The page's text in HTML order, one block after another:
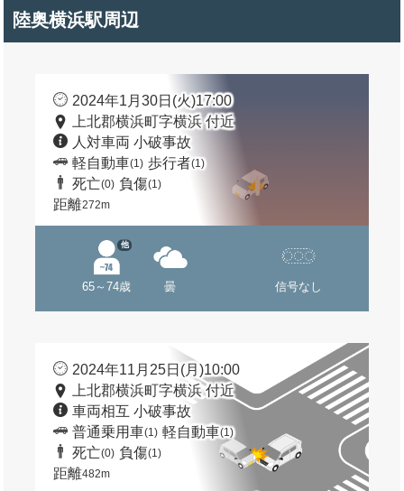
陸奥横浜駅周辺
2024年1月30日(火)17:00
上北郡横浜町字横浜 付近
人対車両 小破事故
軽自動車(1) 歩行者(1)
死亡(0) 負傷(1)
距離272m
65～74歳
他
曇 信号なし
2024年11月25日(月)10:00
上北郡横浜町字横浜 付近
車両相互 小破事故
普通乗用車(1) 軽自動車(1)
死亡(0) 負傷(1)
距離482m